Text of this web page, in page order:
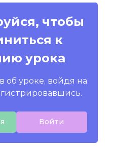
чтобы
к
урока
об уроке, войдя на
Войти